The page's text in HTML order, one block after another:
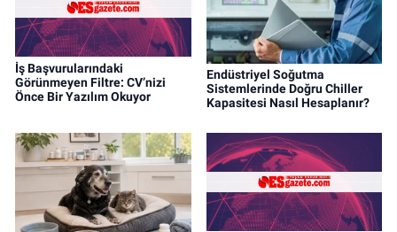
İş Başvurularındaki
Görünmeyen Filtre: CV’nizi
Önce Bir Yazılım Okuyor
Endüstriyel Soğutma
Sistemlerinde Doğru Chiller
Kapasitesi Nasıl Hesaplanır?